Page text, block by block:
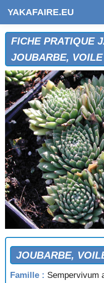
YAKAFAIRE.EU
FICHE PRATIQUE
JOUBARBE,
JOUBARBE,
Famille : Sempervivum